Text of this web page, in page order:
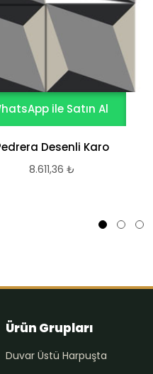
ile Satın Al
Desenli Karo
8.611,36 ₺
Ürün Grupları
Duvar Üstü Harpuşta